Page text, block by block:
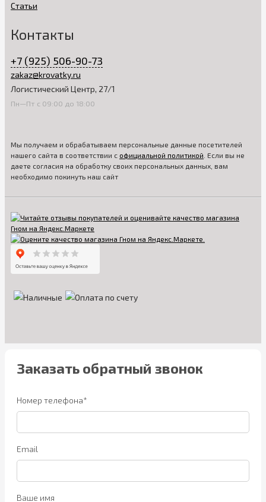
Статьи
Контакты
+7 (925) 506-90-73
zakaz@krovatky.ru
Логистический Центр, 27/1
Пн—Пт с 09:00 до 18:00
Мы получаем и обрабатываем персональные данные посетителей
нашего сайта в соответствии с официальной политикой . Если вы не
даете согласия на обработку своих персональных данных, вам
необходимо покинуть наш сайт
Заказать обратный звонок
Номер телефона*
Email
Ваше имя